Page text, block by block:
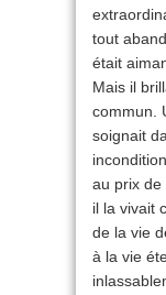
tout
était
Mais il
commun.
soignait
au prix de
il la vivait
de la vie
à la vie